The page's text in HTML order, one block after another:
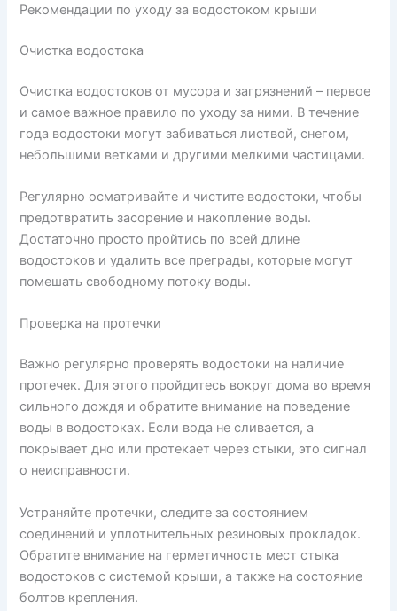
Рекомендации по уходу за водостоком крыши
Очистка водостока
Очистка водостоков от мусора и загрязнений – первое
и самое важное правило по уходу за ними. В течение
года водостоки могут забиваться листвой, снегом,
небольшими ветками и другими мелкими частицами.
Регулярно осматривайте и чистите водостоки, чтобы
предотвратить засорение и накопление воды.
Достаточно просто пройтись по всей длине
водостоков и удалить все преграды, которые могут
помешать свободному потоку воды.
Проверка на протечки
Важно регулярно проверять водостоки на наличие
протечек. Для этого пройдитесь вокруг дома во время
сильного дождя и обратите внимание на поведение
воды в водостоках. Если вода не сливается, а
покрывает дно или протекает через стыки, это сигнал
о неисправности.
Устраняйте протечки, следите за состоянием
соединений и уплотнительных резиновых прокладок.
Обратите внимание на герметичность мест стыка
водостоков с системой крыши, а также на состояние
болтов крепления.